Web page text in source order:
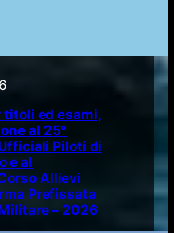
titoli ed esami,
al 25°
Piloti di
e al
Allievi
Prefissata
– 2026